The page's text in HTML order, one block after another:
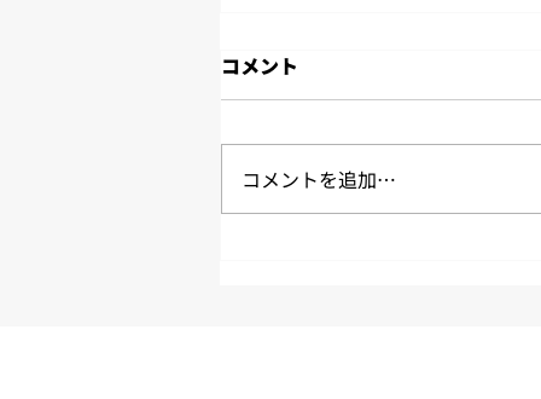
コメント
コメントを追加…